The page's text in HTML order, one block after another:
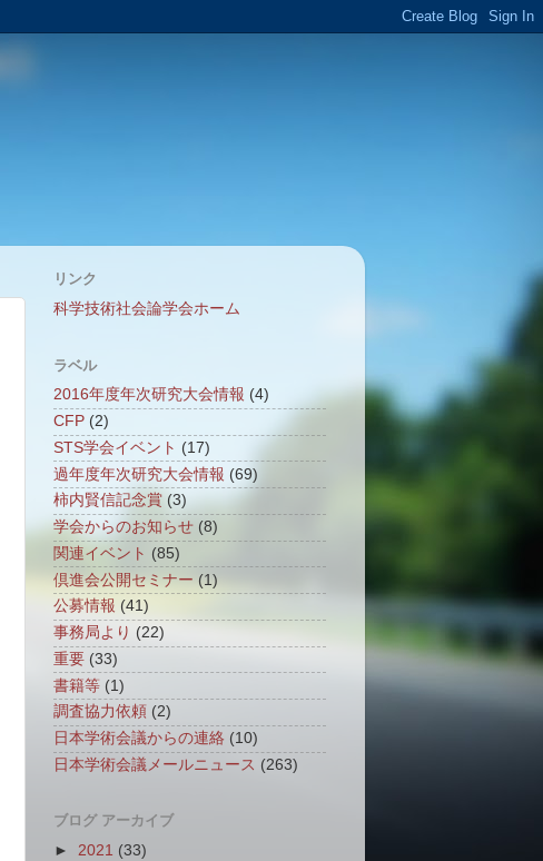
リンク
科学技術社会論学会ホーム
ラベル
2016年度年次研究大会情報 (4)
CFP (2)
STS学会イベント (17)
過年度年次研究大会情報 (69)
柿内賢信記念賞 (3)
学会からのお知らせ (8)
関連イベント (85)
倶進会公開セミナー (1)
公募情報 (41)
事務局より (22)
重要 (33)
書籍等 (1)
調査協力依頼 (2)
日本学術会議からの連絡 (10)
日本学術会議メールニュース (263)
ブログ アーカイブ
► 2021 (33)